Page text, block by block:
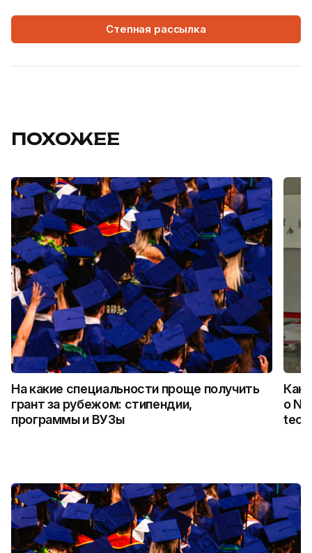
Степная рассылка
ПОХОЖЕЕ
На какие специальности проще получить
грант за рубежом: стипендии,
программы и ВУЗы
Как
о
tech